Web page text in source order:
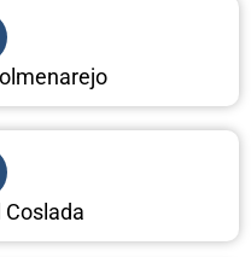
Coslada